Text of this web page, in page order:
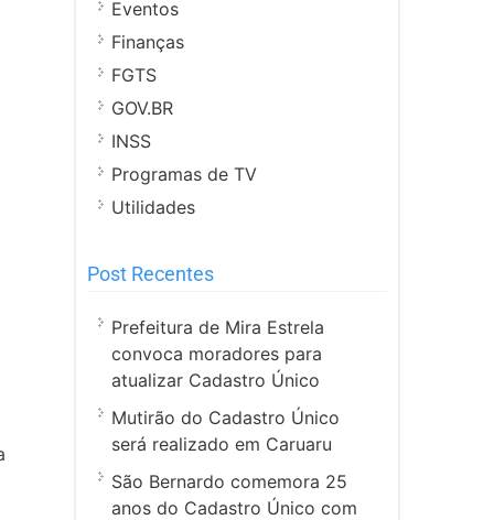
Eventos
Finanças
FGTS
GOV.BR
INSS
Programas de TV
Utilidades
Post Recentes
Prefeitura de Mira Estrela
convoca moradores para
atualizar Cadastro Único
Mutirão do Cadastro Único
será realizado em Caruaru
São Bernardo comemora 25
anos do Cadastro Único com